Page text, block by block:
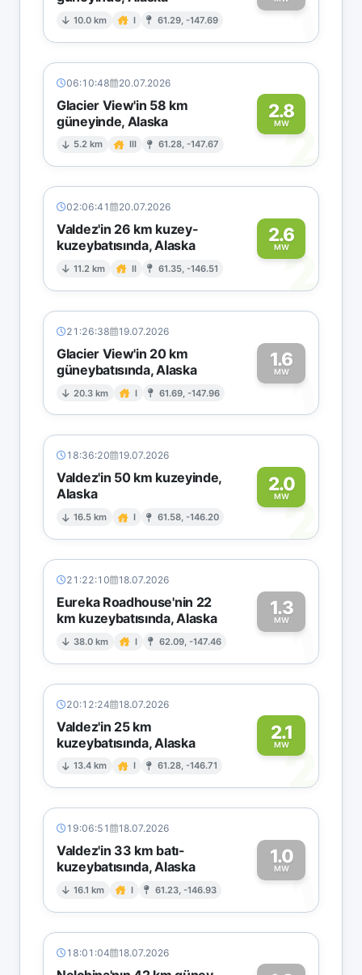
10.0 km I 61.29, -147.69 1
06:10:48 20.07.2026
Glacier View'in 58 km
güneyinde, Alaska
5.2 km III 61.28, -147.67
2.8
MW2
02:06:41 20.07.2026
Valdez'in 26 km kuzey-
kuzeybatısında, Alaska
11.2 km II 61.35, -146.51
2.6
MW
2
21:26:38 19.07.2026
Glacier View'in 20 km
güneybatısında, Alaska
20.3 km I 61.69, -147.96
1.6
MW1
18:36:20 19.07.2026
Valdez'in 50 km kuzeyinde,
Alaska
16.5 km I 61.58, -146.20
2.0
MW2
21:22:10 18.07.2026
Eureka Roadhouse'nin 22
km kuzeybatısında, Alaska
38.0 km I 62.09, -147.46
1.3
MW1
20:12:24 18.07.2026
Valdez'in 25 km
kuzeybatısında, Alaska
13.4 km I 61.28, -146.71
2.1
MW2
19:06:51 18.07.2026
Valdez'in 33 km batı-
kuzeybatısında, Alaska
16.1 km I 61.23, -146.93
1.0
MW1
18:01:04 18.07.2026